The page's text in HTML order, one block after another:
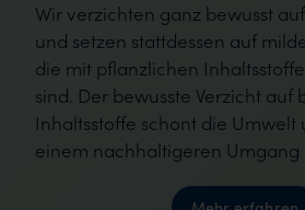
Wir verzichten ganz bewusst
und setzen stattdessen auf
die mit pflanzlichen
sind. Der bewusste Verzicht auf
Inhaltsstoffe schont die Umwelt
einem nachhaltigeren Umgang